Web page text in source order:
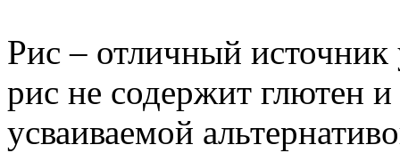
Рис – отличный
рис не содержит глютен и
усваиваемой